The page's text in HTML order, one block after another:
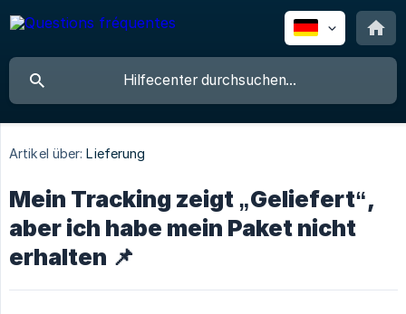
Artikel über: Lieferung
Mein Tracking zeigt „Geliefert“,
aber ich habe mein Paket nicht
erhalten 📌